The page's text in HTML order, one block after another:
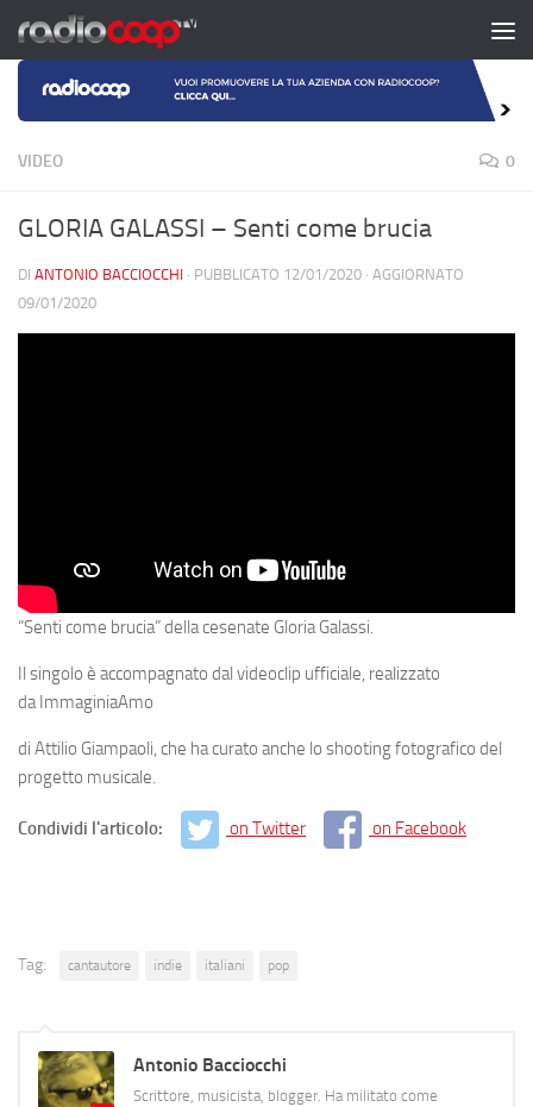
Salta al contenuto
VIDEO 0
GLORIA GALASSI – Senti come brucia
DI ANTONIO BACCIOCCHI · PUBBLICATO 12/01/2020 · AGGIORNATO
09/01/2020
“Senti come brucia”della cesenate Gloria Galassi.
Il singolo è accompagnato dal videoclip ufficiale, realizzato
daImmaginiaAmo
di Attilio Giampaoli, che ha curato anche lo shootingfotografico del
progetto musicale.
Condividi l'articolo: on Twitter on Facebook
Tag: cantautore indie italiani pop
Antonio Bacciocchi
Scrittore, musicista, blogger. Ha militato come